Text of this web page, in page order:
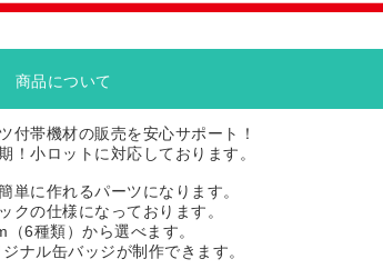
商品について
付帯機材の販売を安心サポート！
！小ロットに対応しております。
単に作れるパーツになります。
クの仕様になっております。
6種類）から選べます。
ナル缶バッジが制作できます。